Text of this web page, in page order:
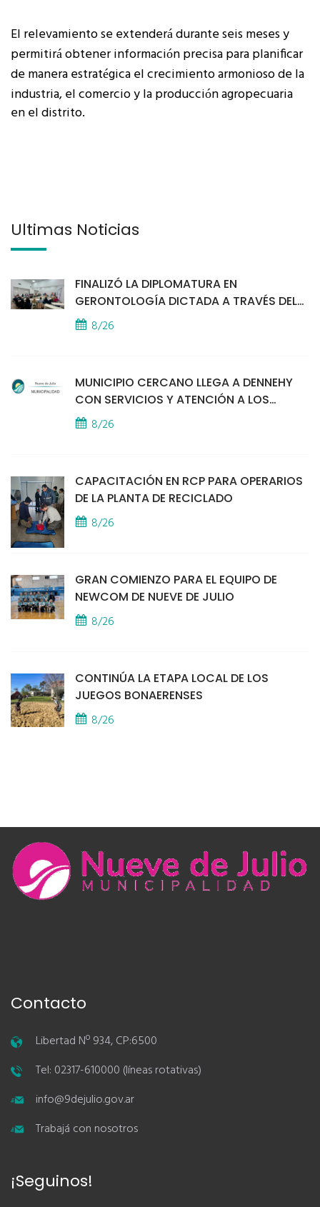
El relevamiento se extenderá durante seis meses y
permitirá obtener información precisa para planificar
de manera estratégica el crecimiento armonioso de la
industria, el comercio y la producción agropecuaria
en el distrito.
Últimas Noticias
FINALIZÓ LA DIPLOMATURA EN
GERONTOLOGÍA DICTADA A TRAVÉS DEL
PROGRAMA PUENTES
8/26
MUNICIPIO CERCANO LLEGA A DENNEHY
CON SERVICIOS Y ATENCIÓN A LOS
VECINOS
8/26
CAPACITACIÓN EN RCP PARA OPERARIOS
DE LA PLANTA DE RECICLADO
8/26
GRAN COMIENZO PARA EL EQUIPO DE
NEWCOM DE NUEVE DE JULIO
8/26
CONTINÚA LA ETAPA LOCAL DE LOS
JUEGOS BONAERENSES
8/26
Contacto
Libertad Nº 934, CP:6500
Tel: 02317-610000 (líneas rotativas)
info@9dejulio.gov.ar
Trabajá con nosotros
¡Seguinos!